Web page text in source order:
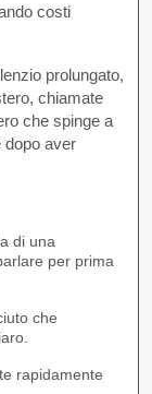
costi
prolungato,
chiamate
che spinge a
dopo aver
di una
per prima
che
rapidamente